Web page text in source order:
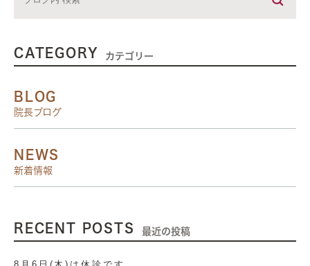
CATEGORY カテゴリー
BLOG
院長ブログ
NEWS
新着情報
RECENT POSTS 最近の投稿